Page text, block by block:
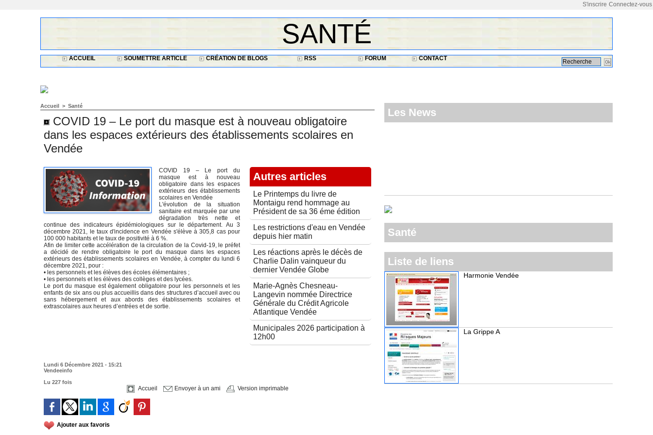
Connectez-vous
S'inscrire
SANTÉ
ACCUEIL SOUMETTRE ARTICLE CRÉATION DE BLOGS RSS FORUM CONTACT
Accueil > Santé
COVID 19 – Le port du masque est à nouveau obligatoire
dans les espaces extérieurs des établissements scolaires en
Vendée
Autres articles
Le Printemps du livre de
Montaigu rend hommage au
Président de sa 36 éme édition
Les restrictions d'eau en Vendée
depuis hier matin
Les réactions après le décès de
Charlie Dalin vainqueur du
dernier Vendée Globe
Marie-Agnès Chesneau-
Langevin nommée Directrice
Générale du Crédit Agricole
Atlantique Vendée
Municipales 2026 participation à
12h00
COVID 19 – Le port du
masque est à nouveau
obligatoire dans les espaces
extérieurs des établissements
scolaires en Vendée
L'évolution de la situation
sanitaire est marquée par une
dégradation très nette et
continue des indicateurs épidémiologiques sur le département. Au 3
décembre 2021, le taux d'incidence en Vendée s'élève à 305,8 cas pour
100 000 habitants et le taux de positivité à 6 %.
Afin de limiter cette accélération de la circulation de la Covid-19, le préfet
a décidé de rendre obligatoire le port du masque dans les espaces
extérieurs des établissements scolaires en Vendée, à compter du lundi 6
décembre 2021, pour :
• les personnels et les élèves des écoles élémentaires ;
• les personnels et les élèves des collèges et des lycées.
Le port du masque est également obligatoire pour les personnels et les
enfants de six ans ou plus accueillis dans des structures d’accueil avec ou
sans hébergement et aux abords des établissements scolaires et
extrascolaires aux heures d’entrées et de sortie.
Lundi 6 Décembre 2021 - 15:21
Vendeeinfo
Lu 227 fois
Accueil Envoyer à un ami Version imprimable
Ajouter aux favoris
Les News
Santé
Liste de liens
Harmonie Vendée
La Grippe A